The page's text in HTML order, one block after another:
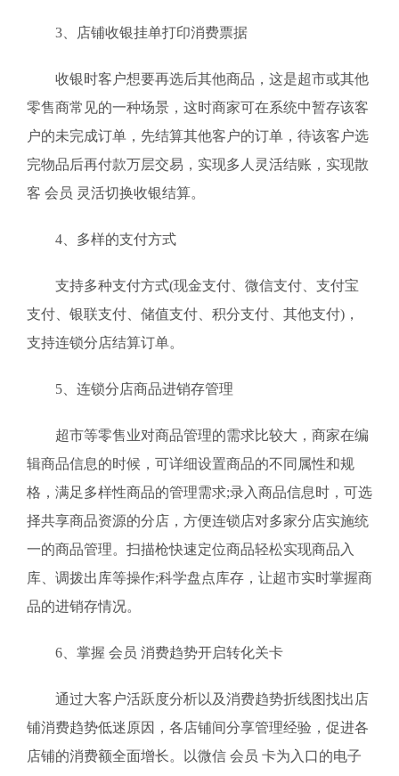
3、店铺收银挂单打印消费票据
收银时客户想要再选后其他商品，这是超市或其他
零售商常见的一种场景，这时商家可在系统中暂存该客
户的未完成订单，先结算其他客户的订单，待该客户选
完物品后再付款万层交易，实现多人灵活结账，实现散
客 会员 灵活切换收银结算。
4、多样的支付方式
支持多种支付方式(现金支付、微信支付、支付宝
支付、银联支付、储值支付、积分支付、其他支付)，
支持连锁分店结算订单。
5、连锁分店商品进销存管理
超市等零售业对商品管理的需求比较大，商家在编
辑商品信息的时候，可详细设置商品的不同属性和规
格，满足多样性商品的管理需求;录入商品信息时，可选
择共享商品资源的分店，方便连锁店对多家分店实施统
一的商品管理。扫描枪快速定位商品轻松实现商品入
库、调拨出库等操作;科学盘点库存，让超市实时掌握商
品的进销存情况。
6、掌握 会员 消费趋势开启转化关卡
通过大客户活跃度分析以及消费趋势折线图找出店
铺消费趋势低迷原因，各店铺间分享管理经验，促进各
店铺的消费额全面增长。以微信 会员 卡为入口的电子